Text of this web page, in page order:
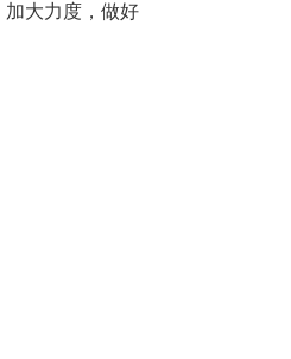
加大力度，做好